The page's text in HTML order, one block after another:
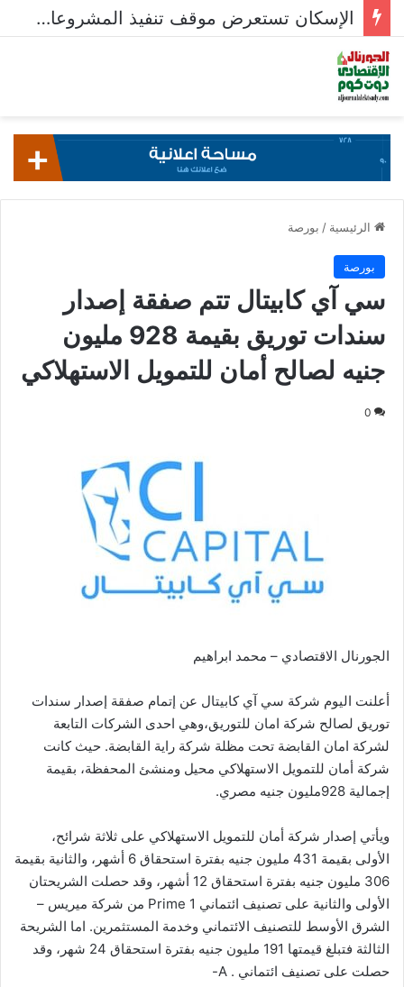
الإسكان تستعرض موقف تنفيذ المشروعات السكنية في 5 مدن جديدة
الرئيسية / بورصة
بورصة
سي آي كابيتال تتم صفقة إصدار
سندات توريق بقيمة 928 مليون
جنيه لصالح أمان للتمويل الاستهلاكي
0
الجورنال الاقتصادي – محمد ابراهيم
أعلنت اليوم شركة سي آي كابيتال عن إتمام صفقة إصدار سندات
توريق لصالح شركة امان للتوريق،وهي احدى الشركات التابعة
لشركة امان القابضة تحت مظلة شركة راية القابضة. حيث كانت
شركة أمان للتمويل الاستهلاكي محيل ومنشئ المحفظة، بقيمة
إجمالية 928مليون جنيه مصري.
ويأتي إصدار شركة أمان للتمويل الاستهلاكي على ثلاثة شرائح،
الأولى بقيمة 431 مليون جنيه بفترة استحقاق 6 أشهر، والثانية بقيمة
306 مليون جنيه بفترة استحقاق 12 أشهر، وقد حصلت الشريحتان
الأولى والثانية على تصنيف ائتماني Prime 1 من شركة ميريس –
الشرق الأوسط للتصنيف الائتماني وخدمة المستثمرين. اما الشريحة
الثالثة فتبلغ قيمتها 191 مليون جنيه بفترة استحقاق 24 شهر، وقد
حصلت على تصنيف ائتماني . A-